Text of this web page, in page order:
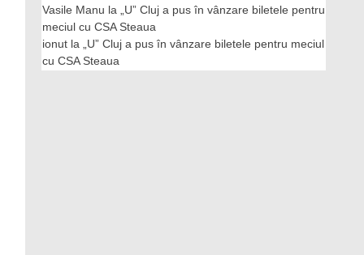
Vasile Manu la
„U” Cluj a pus în vânzare biletele pentru
meciul cu CSA Steaua
ionut la
„U” Cluj a pus în vânzare biletele pentru meciul
cu CSA Steaua